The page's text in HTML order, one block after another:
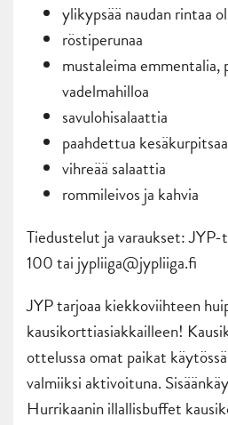
ylikypsää naudan rintaa
röstiperunaa
mustaleima emmentalia,
vadelmahilloa
savulohisalaattia
paahdettua
vihreää salaattia
rommileivos ja kahvia
Tiedustelut ja varaukset:
100 tai jypliiga@jypliiga.fi
JYP tarjoaa kiekkoviihteen
kausikorttiasiakkailleen!
ottelussa omat paikat
valmiiksi aktivoituna.
Hurrikaanin illallisbuffet